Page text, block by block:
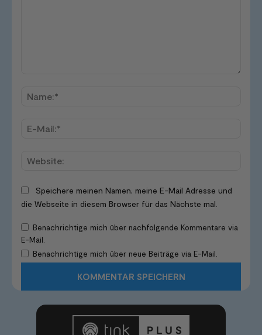
Speichere meinen Namen, meine E-Mail Adresse und
die Webseite in diesem Browser für das Nächste mal.
Benachrichtige mich über nachfolgende Kommentare via
E-Mail.
Benachrichtige mich über neue Beiträge via E-Mail.